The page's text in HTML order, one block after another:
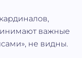
важные
не видны.